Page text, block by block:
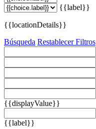
{{label}}
{{locationDetails}}
Búsqueda Restablecer Filtros
{{displayValue}}
{{label}}